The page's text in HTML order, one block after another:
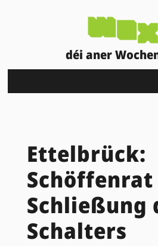
déi aner
Ettelbrück:
Schöffenrat
Schließung
Schalters